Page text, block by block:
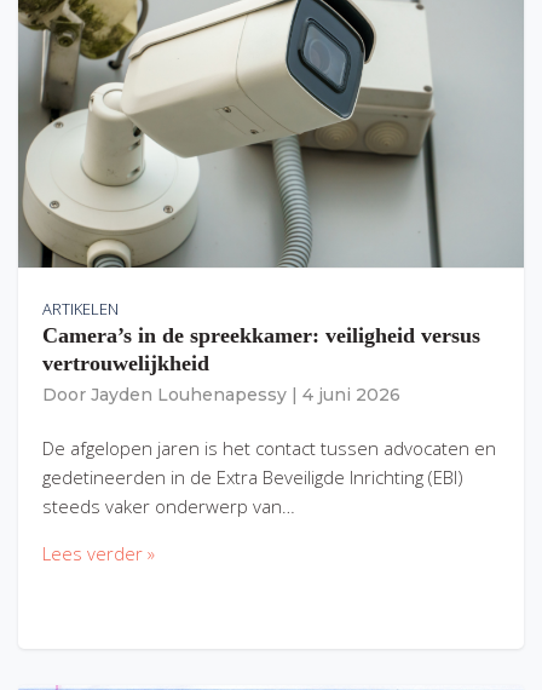
ARTIKELEN
Camera’s in de spreekkamer: veiligheid versus
vertrouwelijkheid
Door Jayden Louhenapessy 4 juni 2026
De afgelopen jaren is het contact tussen advocaten en
gedetineerden in de Extra Beveiligde Inrichting (EBI)
steeds vaker onderwerp van…
Lees verder »